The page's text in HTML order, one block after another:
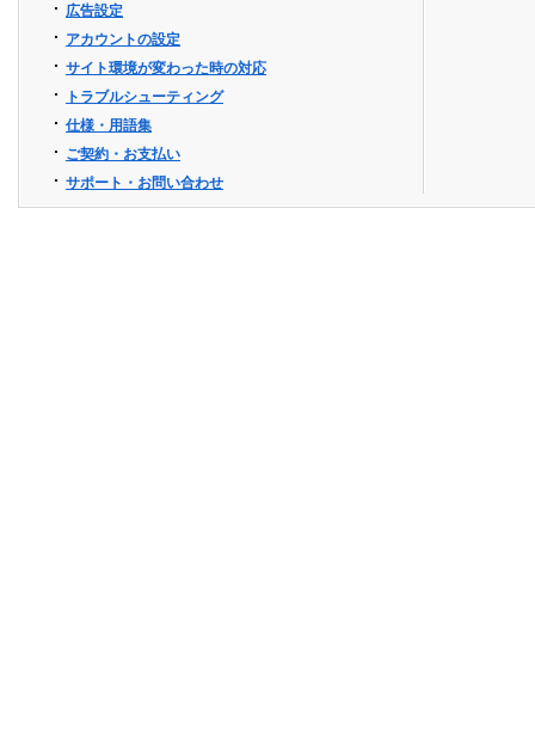
広告設定
アカウントの設定
サイト環境が変わった時の対応
トラブルシューティング
仕様・用語集
ご契約・お支払い
サポート・お問い合わせ